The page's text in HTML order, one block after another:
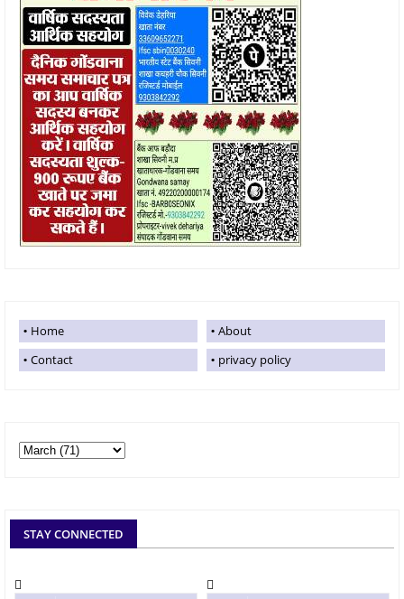
Home
About
Contact
privacy policy
STAY CONNECTED